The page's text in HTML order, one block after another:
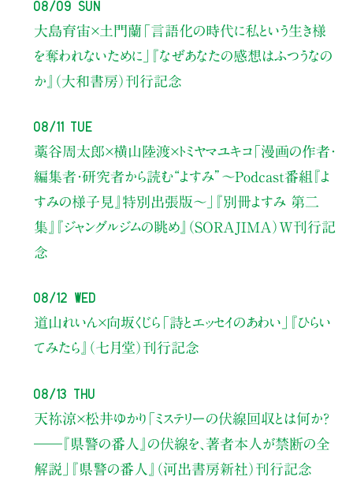
08/09 Sun
大島育宙×土門蘭 「言語化の時代に私という生き様
を奪われないために」
『なぜあなたの感想はふつうなの
か』（大和書房）刊行記念
08/11 Tue
藁谷周太郎×横山陸渡×トミヤマユキコ「漫画の作者・
編集者・研究者から読む“よすみ” 〜Podcast番組『よ
すみの様子見』特別出張版〜」
『別冊よすみ 第二
集』『ジャングルジムの眺め』（SORAJIMA）W刊行記
念
08/12 Wed
道山れいん×向坂くじら 「詩とエッセイのあわい」
『ひらい
てみたら』（七月堂）刊行記念
08/13 Thu
天祢涼×松井ゆかり 「ミステリーの伏線回収とは何か？
――『県警の番人』の伏線を、著者本人が禁断の全
解説」
『県警の番人』（河出書房新社）刊行記念